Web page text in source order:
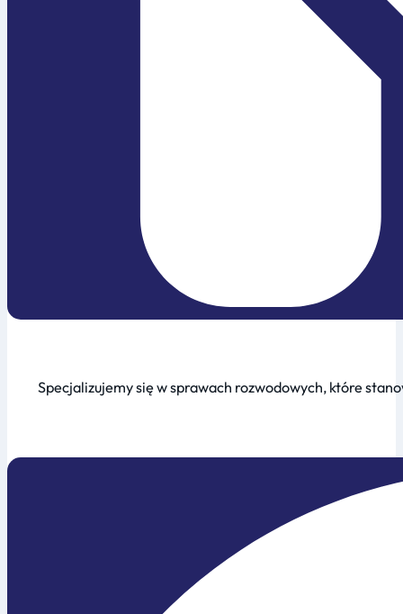
Specjalizujemy się w sprawach rozwodowych, które